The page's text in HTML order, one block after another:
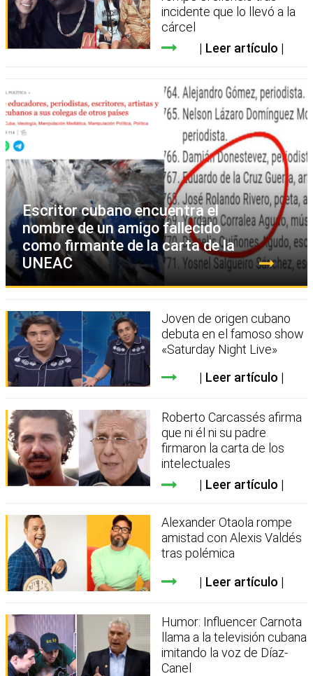
incidente que lo llevó a la
cárcel
Leer artículo
Escritor cubano encuentra el
nombre de un amigo fallecido
como firmante de la carta de la
UNEAC
Joven de origen cubano
debuta en el famoso show
«Saturday Night Live»
Leer artículo
Roberto Carcassés afirma
que ni él ni su padre
firmaron la carta de los
intelectuales
Leer artículo
Alexander Otaola rompe
amistad con Alexis Valdés
tras polémica
Leer artículo
Humor: Influencer Carnota
llama a la televisión cubana
imitando la voz de Díaz-
Canel